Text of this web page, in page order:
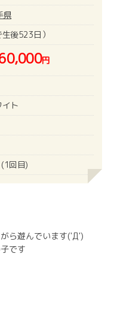
県
後523日）
円
ト
回目)
ら遊んでいます('Д')
です